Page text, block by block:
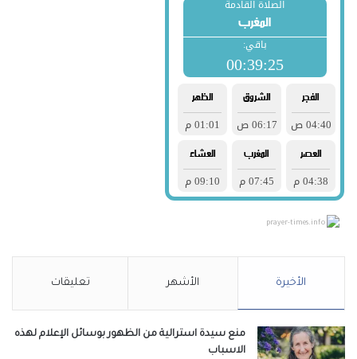
prayer-times.info
الأخيرة الأشهر تعليقات
منع سيدة استرالية من الظهور بوسائل الإعلام لهذه
الاسباب